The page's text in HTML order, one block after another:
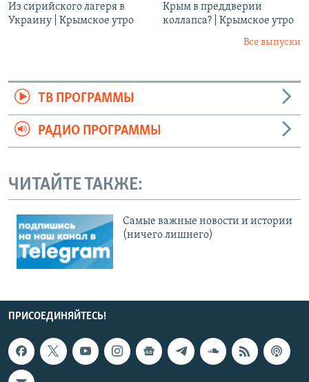
Из сирийского лагеря в
Украину | Крымское утро
Крым в преддверии
коллапса? | Крымское утро
Все выпуски
ТВ ПРОГРАММЫ
РАДИО ПРОГРАММЫ
ЧИТАЙТЕ ТАКЖЕ:
Cамые важные новости и истории
(ничего лишнего)
ПРИСОЕДИНЯЙТЕСЬ!